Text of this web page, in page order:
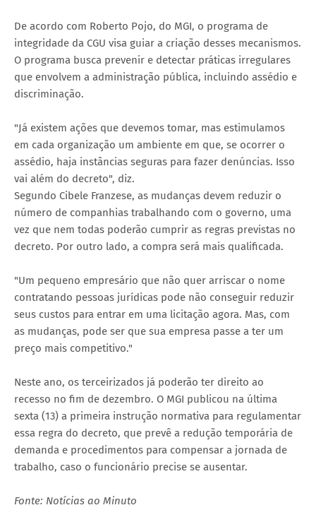
De acordo com Roberto Pojo, do MGI, o programa de
integridade da CGU visa guiar a criação desses mecanismos.
O programa busca prevenir e detectar práticas irregulares
que envolvem a administração pública, incluindo assédio e
discriminação.
"Já existem ações que devemos tomar, mas estimulamos
em cada organização um ambiente em que, se ocorrer o
assédio, haja instâncias seguras para fazer denúncias. Isso
vai além do decreto", diz.
Segundo Cibele Franzese, as mudanças devem reduzir o
número de companhias trabalhando com o governo, uma
vez que nem todas poderão cumprir as regras previstas no
decreto. Por outro lado, a compra será mais qualificada.
"Um pequeno empresário que não quer arriscar o nome
contratando pessoas jurídicas pode não conseguir reduzir
seus custos para entrar em uma licitação agora. Mas, com
as mudanças, pode ser que sua empresa passe a ter um
preço mais competitivo."
Neste ano, os terceirizados já poderão ter direito ao
recesso no fim de dezembro. O MGI publicou na última
sexta (13) a primeira instrução normativa para regulamentar
essa regra do decreto, que prevê a redução temporária de
demanda e procedimentos para compensar a jornada de
trabalho, caso o funcionário precise se ausentar.
Fonte: Notícias ao Minuto